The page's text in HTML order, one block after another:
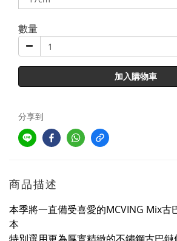
數量
加入購物車
分享到
商品描述
本季將一直備受喜愛的MCVING Mix古
本